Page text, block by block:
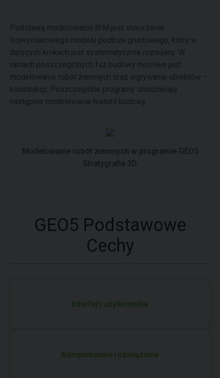
Podstawą modelowania BIM jest stworzenie
trójwymiarowego modelu podłoża gruntowego, który w
dalszych krokach jest systematycznie rozwijany. W
ramach poszczególnych faz budowy możliwe jest
modelowanie robót ziemnych oraz wgrywanie obiektów –
konstrukcji. Poszczególne programy umożliwiają
następnie modelowanie historii budowy.
Modelowanie robót ziemnych w programie GEO5
Stratygrafia 3D
GEO5 Podstawowe
Cechy
Interfejs użytkownika
Kompleksowe rozwiązanie